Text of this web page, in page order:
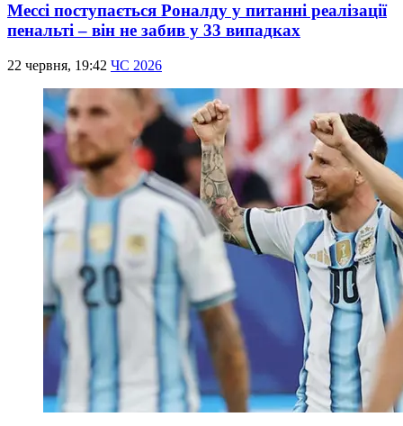
Мессі поступається Роналду у питанні реалізації
пенальті – він не забив у 33 випадках
22 червня, 19:42 ЧС 2026